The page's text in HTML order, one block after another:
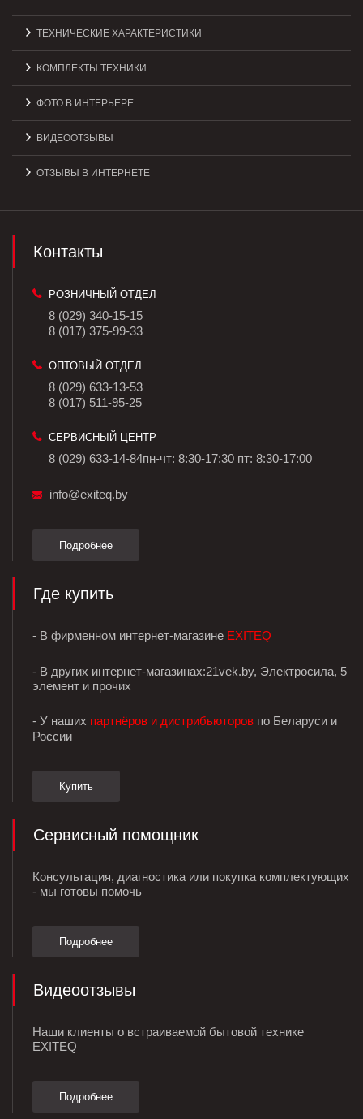
ТЕХНИЧЕСКИЕ ХАРАКТЕРИСТИКИ
КОМПЛЕКТЫ ТЕХНИКИ
ФОТО В ИНТЕРЬЕРЕ
ВИДЕООТЗЫВЫ
ОТЗЫВЫ В ИНТЕРНЕТЕ
Контакты
РОЗНИЧНЫЙ ОТДЕЛ
8 (029) 340-15-15
8 (017) 375-99-33
ОПТОВЫЙ ОТДЕЛ
8 (029) 633-13-53
8 (017) 511-95-25
СЕРВИСНЫЙ ЦЕНТР
8 (029) 633-14-84пн-чт: 8:30-17:30 пт: 8:30-17:00
info@exiteq.by
Подробнее
Где купить
- В фирменном интернет-магазине EXITEQ
- В других интернет-магазинах:21vek.by, Электросила, 5
элемент и прочих
- У наших партнёров и дистрибьюторов по Беларуси и
России
Купить
Сервисный помощник
Консультация, диагностика или покупка комплектующих
- мы готовы помочь
Подробнее
Видеоотзывы
Наши клиенты о встраиваемой бытовой технике
EXITEQ
Подробнее